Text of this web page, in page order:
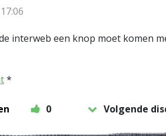
interweb een knop moet komen
*
0 Volgende